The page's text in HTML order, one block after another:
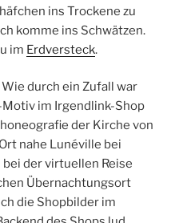
ins Trockene zu
komme ins Schwätzen.
im Erdversteck.
durch ein Zufall war
im Irgendlink-Shop
der Kirche von
nahe Lunéville bei
bei der virtuellen Reise
Übernachtungsort
die Shopbilder im